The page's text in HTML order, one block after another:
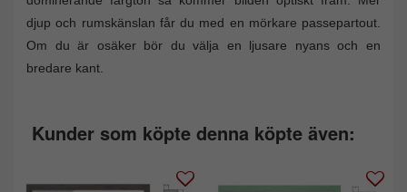
djup och rumskänslan får du med en mörkare passepartout.
Om du är osäker bör du välja en ljusare nyans och en
bredare kant.
Kunder som köpte denna köpte även: